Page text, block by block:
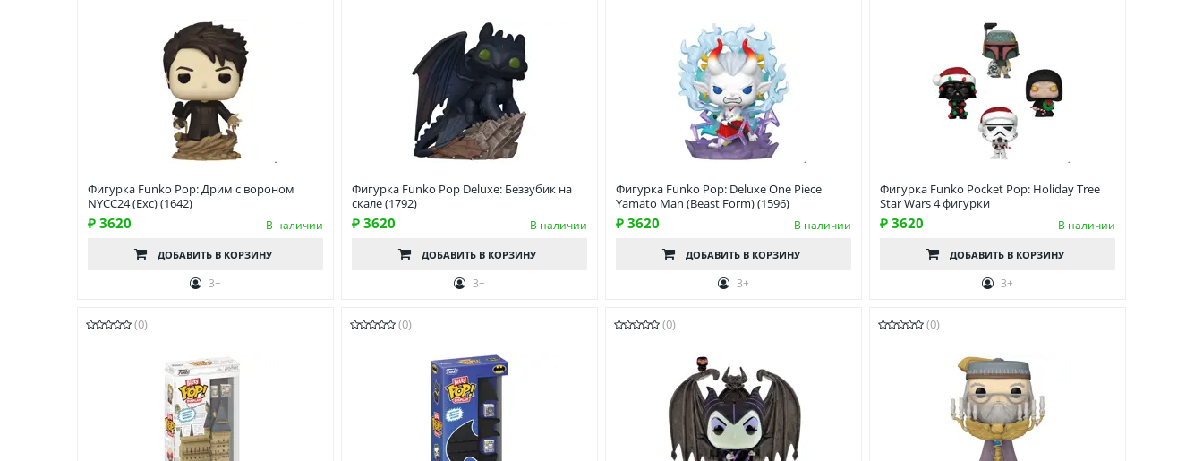
Фигурка Funko Pop: Дрим с вороном
NYCC24 (Exc) (1642)
₽ 3620 В наличии
ДОБАВИТЬ В КОРЗИНУ
3+
Фигурка Funko Pop Deluxe: Беззубик на
скале (1792)
₽ 3620 В наличии
ДОБАВИТЬ В КОРЗИНУ
3+
Фигурка Funko Pop: Deluxe One Piece
Yamato Man (Beast Form) (1596)
₽ 3620 В наличии
ДОБАВИТЬ В КОРЗИНУ
3+
Фигурка Funko Pocket Pop: Holiday Tree
Star Wars 4 фигурки
₽ 3620 В наличии
ДОБАВИТЬ В КОРЗИНУ
3+
(0) (0) (0) (0)